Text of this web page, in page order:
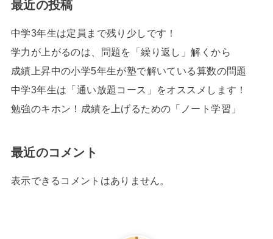
最近の投稿
中学3年生は定員まで残り少しです！
学力が上がるのは、問題を「繰り返し」解くから
成績上昇中の小学5年生が塾で解いている算数の問題
中学3年生は「通い放題コース」をオススメします！
勉強のキホン！成績を上げるための「ノート学習」
最近のコメント
表示できるコメントはありません。